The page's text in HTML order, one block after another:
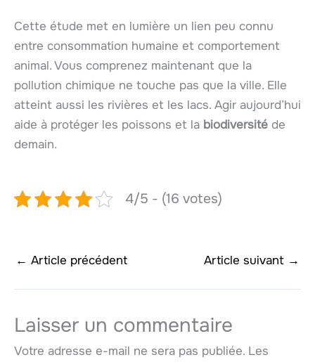
Cette étude met en lumière un lien peu connu
entre consommation humaine et comportement
animal. Vous comprenez maintenant que la
pollution chimique ne touche pas que la ville. Elle
atteint aussi les rivières et les lacs. Agir aujourd’hui
aide à protéger les poissons et la biodiversité de
demain.
4/5 - (16 votes)
← Article précédent Article suivant →
Laisser un commentaire
Votre adresse e-mail ne sera pas publiée. Les